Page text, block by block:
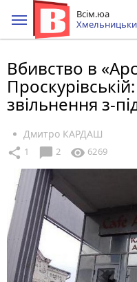
Всім.юа
Вбивство в
звільнення з-
Дмитро КАРДАШ
share 1 chat_bubble 2 visibility 6269